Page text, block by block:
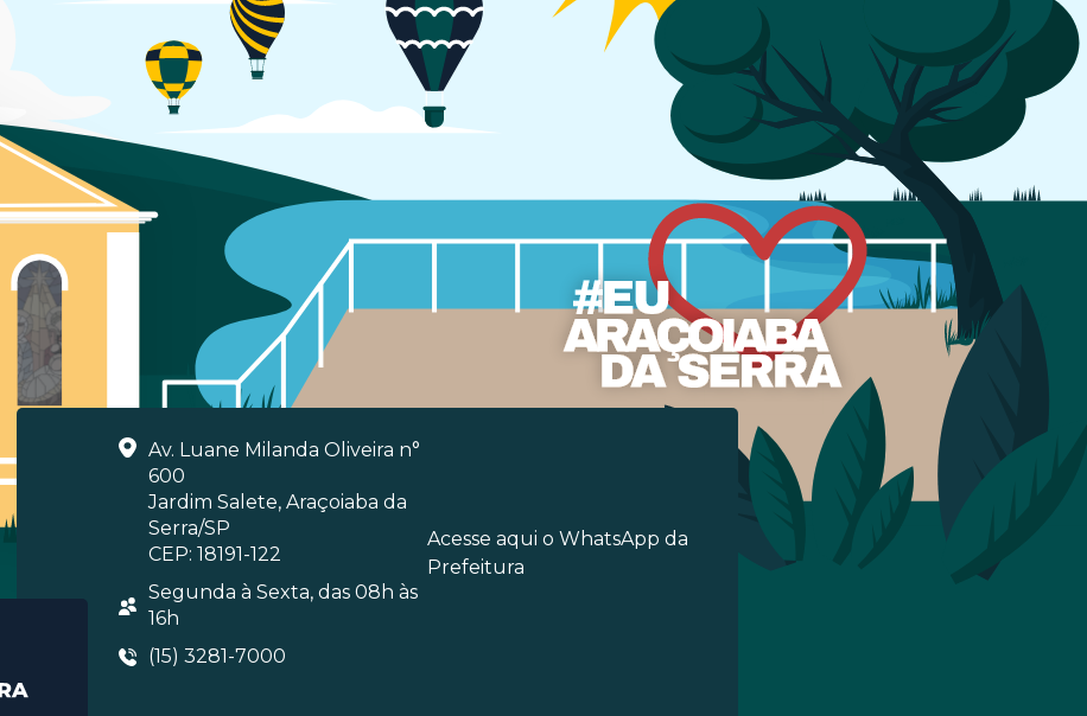
Av. Luane Milanda Oliveira n°
600
Jardim Salete, Araçoiaba da
Serra/SP
CEP: 18191-122
Segunda à Sexta, das 08h às
16h
(15) 3281-7000
Acesse aqui o WhatsApp da
Prefeitura